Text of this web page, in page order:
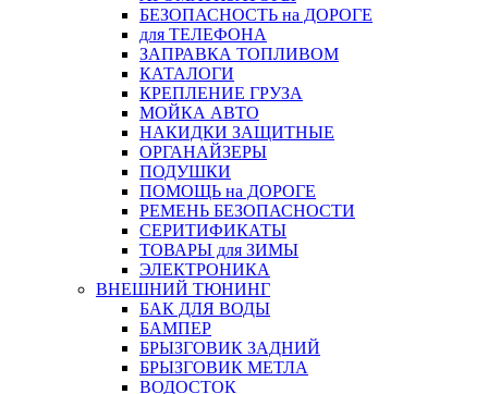
БЕЗОПАСНОСТЬ на ДОРОГЕ
для ТЕЛЕФОНА
ЗАПРАВКА ТОПЛИВОМ
КАТАЛОГИ
КРЕПЛЕНИЕ ГРУЗА
МОЙКА АВТО
НАКИДКИ ЗАЩИТНЫЕ
ОРГАНАЙЗЕРЫ
ПОДУШКИ
ПОМОЩЬ на ДОРОГЕ
РЕМЕНЬ БЕЗОПАСНОСТИ
СЕРИТИФИКАТЫ
ТОВАРЫ для ЗИМЫ
ЭЛЕКТРОНИКА
ВНЕШНИЙ ТЮНИНГ
БАК ДЛЯ ВОДЫ
БАМПЕР
БРЫЗГОВИК ЗАДНИЙ
БРЫЗГОВИК МЕТЛА
ВОДОСТОК